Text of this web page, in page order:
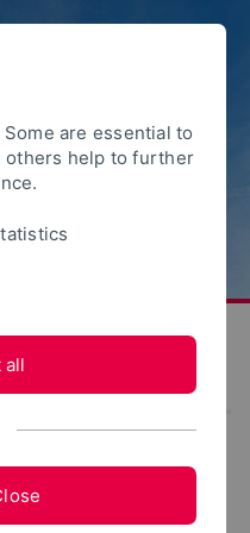
are essential to
others help to further
all